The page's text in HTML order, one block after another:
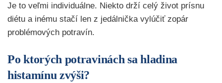
Je to veľmi individuálne. Niekto drží celý život prísnu
diétu a inému stačí len z jedálnička vylúčiť zopár
problémových potravín.
Po ktorých potravinách sa hladina
histamínu zvýši?